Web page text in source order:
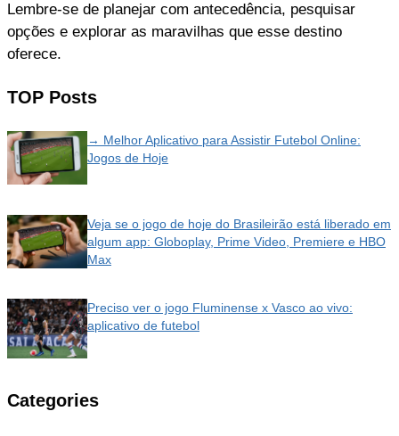
Lembre-se de planejar com antecedência, pesquisar
opções e explorar as maravilhas que esse destino
oferece.
TOP Posts
→ Melhor Aplicativo para Assistir Futebol Online:
Jogos de Hoje
Veja se o jogo de hoje do Brasileirão está liberado em
algum app: Globoplay, Prime Video, Premiere e HBO
Max
Preciso ver o jogo Fluminense x Vasco ao vivo:
aplicativo de futebol
Categories